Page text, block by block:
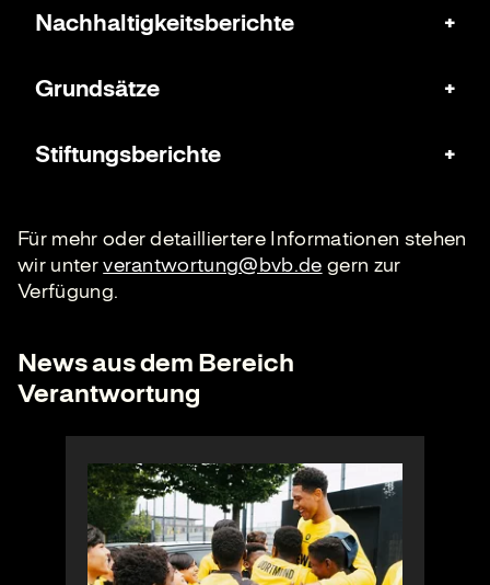
Nachhaltigkeitsberichte
Grundsätze
Stiftungsberichte
Für mehr oder detailliertere Informationen stehen
wir unterverantwortung@bvb.de gern zur
Verfügung.
News aus dem Bereich
Verantwortung